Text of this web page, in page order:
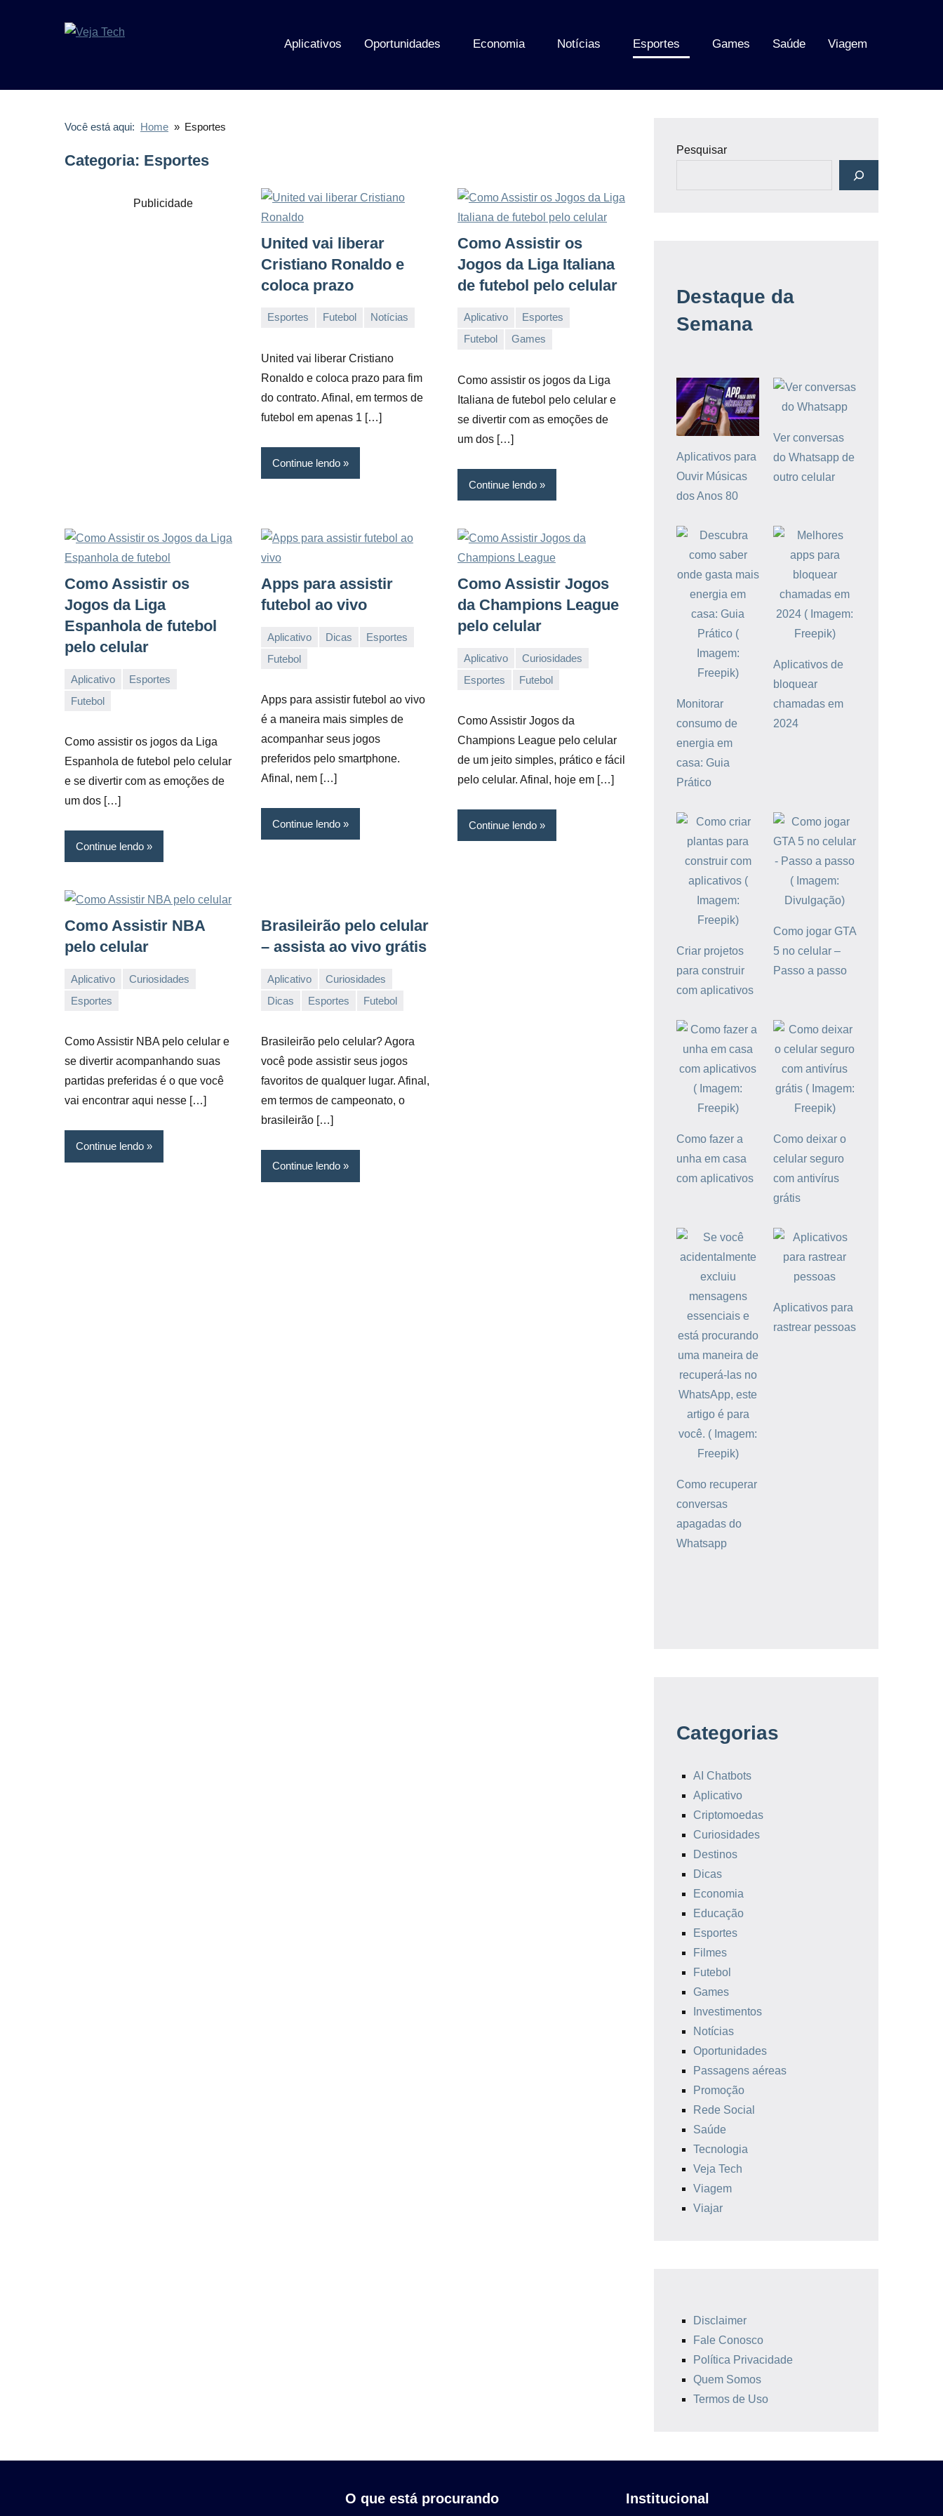
Tech
Aplicativos Oportunidades Economia Notícias Esportes Games Saúde Viagem
Você está aqui: Home Esportes
Categoria: Esportes
Publicidade
United vai liberar
Cristiano Ronaldo e
coloca prazo
Esportes Futebol Notícias
08/04/2022
Vanessa
United vai liberar Cristiano
Ronaldo e coloca prazo para fim
do contrato. Afinal, em termos de
futebol em apenas 1 […]
Continue lendo
Como Assistir os
Jogos da Liga Italiana
de futebol pelo celular
Aplicativo
Esportes
Futebol
Games
25/03/2022
Vanessa
Como assistir os jogos da Liga
Italiana de futebol pelo celular e
se divertir com as emoções de
um dos […]
Continue lendo
Como Assistir os
Jogos da Liga
Espanhola de futebol
pelo celular
Aplicativo
Esportes
Futebol
25/03/2022
Vanessa
Como assistir os jogos da Liga
Espanhola de futebol pelo celular
e se divertir com as emoções de
um dos […]
Continue lendo
Apps para assistir
futebol ao vivo
Aplicativo Dicas
Esportes
Futebol
15/03/2022
Vanessa
Apps para assistir futebol ao vivo
é a maneira mais simples de
acompanhar seus jogos
preferidos pelo smartphone.
Afinal, nem […]
Continue lendo
Como Assistir Jogos
da Champions League
pelo celular
Aplicativo
Curiosidades
Esportes
Futebol
11/03/2022
Vanessa
Como Assistir Jogos da
Champions League pelo celular
de um jeito simples, prático e fácil
pelo celular. Afinal, hoje em […]
Continue lendo
Como Assistir NBA
pelo celular
Aplicativo
Curiosidades
Esportes
04/03/2022
Vanessa
Como Assistir NBA pelo celular e
se divertir acompanhando suas
partidas preferidas é o que você
vai encontrar aqui nesse […]
Continue lendo
Brasileirão pelo celular
– assista ao vivo grátis
Aplicativo
Curiosidades
Dicas
Esportes Futebol
17/11/2021
Vanessa
Brasileirão pelo celular? Agora
você pode assistir seus jogos
favoritos de qualquer lugar. Afinal,
em termos de campeonato, o
brasileirão […]
Continue lendo
Pesquisar
Destaque da
Semana
Aplicativos para
Ouvir Músicas
dos Anos 80
Ver conversas
do Whatsapp de
outro celular
Monitorar
consumo de
energia em
casa: Guia
Prático
Aplicativos de
bloquear
chamadas em
2024
Criar projetos
para construir
com aplicativos
Como jogar GTA
5 no celular –
Passo a passo
Como fazer a
unha em casa
com aplicativos
Como deixar o
celular seguro
com antivírus
grátis
Como recuperar
conversas
apagadas do
Whatsapp
Aplicativos para
rastrear pessoas
Categorias
AI Chatbots
Aplicativo
Criptomoedas
Curiosidades
Destinos
Dicas
Economia
Educação
Esportes
Filmes
Futebol
Games
Investimentos
Notícias
Oportunidades
Passagens aéreas
Promoção
Rede Social
Saúde
Tecnologia
Veja Tech
Viagem
Viajar
Disclaimer
Fale Conosco
Política Privacidade
Quem Somos
Termos de Uso
O que está procurando Institucional